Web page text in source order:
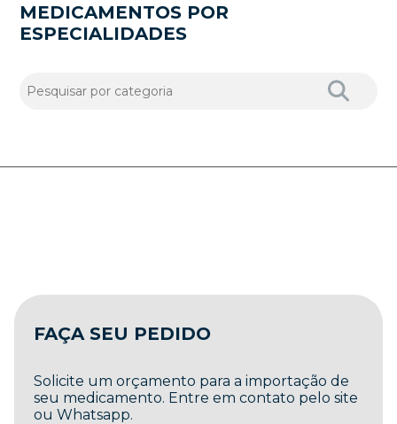
MEDICAMENTOS POR
ESPECIALIDADES
FAÇA SEU PEDIDO
Solicite um orçamento para a importação de
seu medicamento. Entre em contato pelo site
ou Whatsapp.